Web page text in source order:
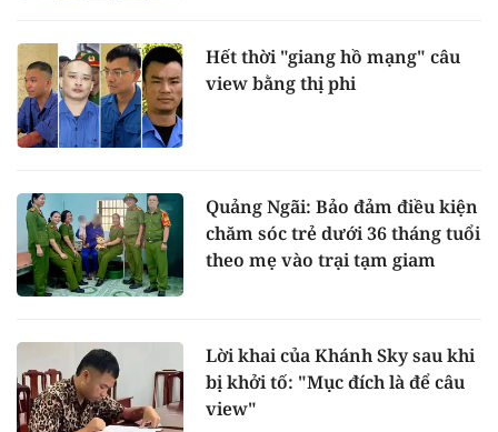
Hết thời "giang hồ mạng" câu
view bằng thị phi
Quảng Ngãi: Bảo đảm điều kiện
chăm sóc trẻ dưới 36 tháng tuổi
theo mẹ vào trại tạm giam
Lời khai của Khánh Sky sau khi
bị khởi tố: "Mục đích là để câu
view"